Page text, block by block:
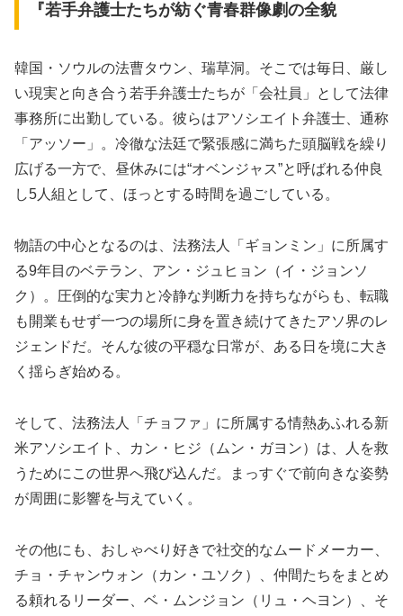
『若手弁護士たちが紡ぐ青春群像劇の全貌
韓国・ソウルの法曹タウン、瑞草洞。そこでは毎日、厳し
い現実と向き合う若手弁護士たちが「会社員」として法律
事務所に出勤している。彼らはアソシエイト弁護士、通称
「アッソー」。冷徹な法廷で緊張感に満ちた頭脳戦を繰り
広げる一方で、昼休みには“オベンジャス”と呼ばれる仲良
し5人組として、ほっとする時間を過ごしている。
物語の中心となるのは、法務法人「ギョンミン」に所属す
る9年目のベテラン、アン・ジュヒョン（イ・ジョンソ
ク）。圧倒的な実力と冷静な判断力を持ちながらも、転職
も開業もせず一つの場所に身を置き続けてきたアソ界のレ
ジェンドだ。そんな彼の平穏な日常が、ある日を境に大き
く揺らぎ始める。
そして、法務法人「チョファ」に所属する情熱あふれる新
米アソシエイト、カン・ヒジ（ムン・ガヨン）は、人を救
うためにこの世界へ飛び込んだ。まっすぐで前向きな姿勢
が周囲に影響を与えていく。
その他にも、おしゃべり好きで社交的なムードメーカー、
チョ・チャンウォン（カン・ユソク）、仲間たちをまとめ
る頼れるリーダー、ベ・ムンジョン（リュ・ヘヨン）、そ